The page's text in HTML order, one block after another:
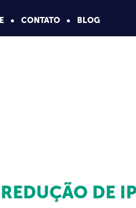
CONTATO BLOG
DE